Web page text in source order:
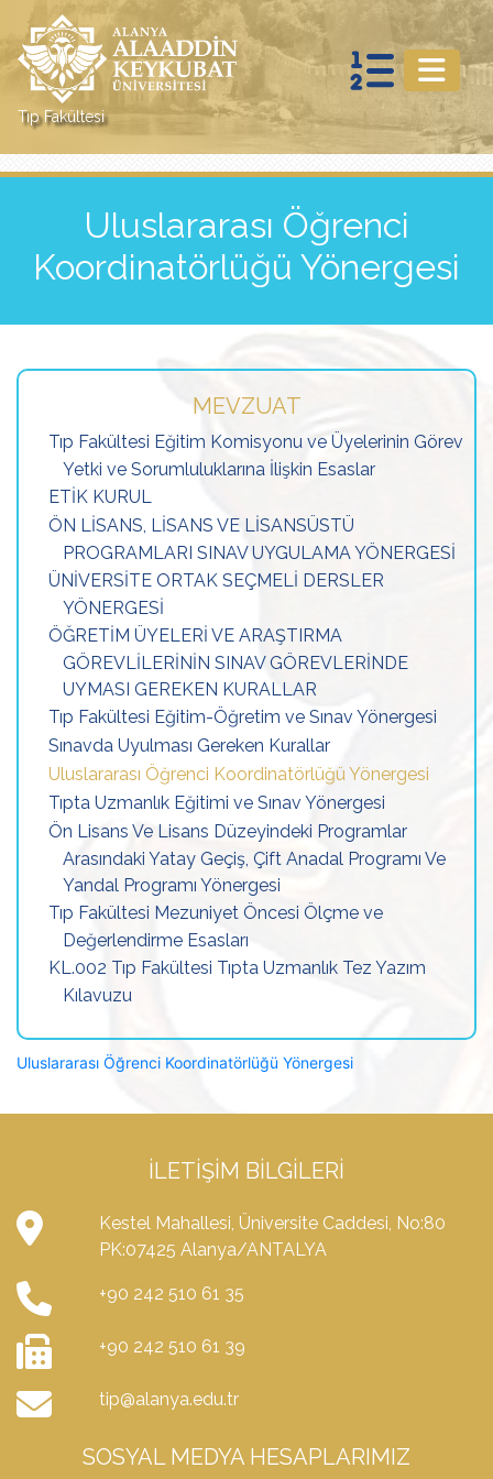
Tıp Fakültesi
Uluslararası Öğrenci
Koordinatörlüğü Yönergesi
MEVZUAT
Tıp Fakültesi Eğitim Komisyonu ve Üyelerinin Görev
Yetki ve Sorumluluklarına İlişkin Esaslar
ETİK KURUL
ÖN LİSANS, LİSANS VE LİSANSÜSTÜ
PROGRAMLARI SINAV UYGULAMA YÖNERGESİ
ÜNİVERSİTE ORTAK SEÇMELİ DERSLER
YÖNERGESİ
ÖĞRETİM ÜYELERİ VE ARAŞTIRMA
GÖREVLİLERİNİN SINAV GÖREVLERİNDE
UYMASI GEREKEN KURALLAR
Tıp Fakültesi Eğitim-Öğretim ve Sınav Yönergesi
Sınavda Uyulması Gereken Kurallar
Uluslararası Öğrenci Koordinatörlüğü Yönergesi
Tıpta Uzmanlık Eğitimi ve Sınav Yönergesi
Ön Lisans Ve Lisans Düzeyindeki Programlar
Arasındaki Yatay Geçiş, Çift Anadal Programı Ve
Yandal Programı Yönergesi
Tıp Fakültesi Mezuniyet Öncesi Ölçme ve
Değerlendirme Esasları
KL.002 Tıp Fakültesi Tıpta Uzmanlık Tez Yazım
Kılavuzu
Uluslararası Öğrenci Koordinatörlüğü Yönergesi
İLETIŞIM BILGILERI
Kestel Mahallesi, Üniversite Caddesi, No:80
PK:07425 Alanya/ANTALYA
+90 242 510 61 35
+90 242 510 61 39
tip@alanya.edu.tr
SOSYAL MEDYA HESAPLARIMIZ